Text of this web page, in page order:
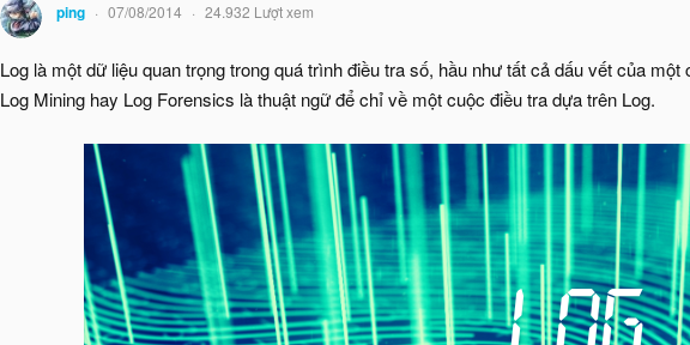
ping 07/08/2014 24.932 Lượt xem
Log là một dữ liệu quan trọng trong quá trình điều tra số, hầu như tất cả dấu vết của
Log Mining hay Log Forensics là thuật ngữ để chỉ về một cuộc điều tra dựa trên Log.